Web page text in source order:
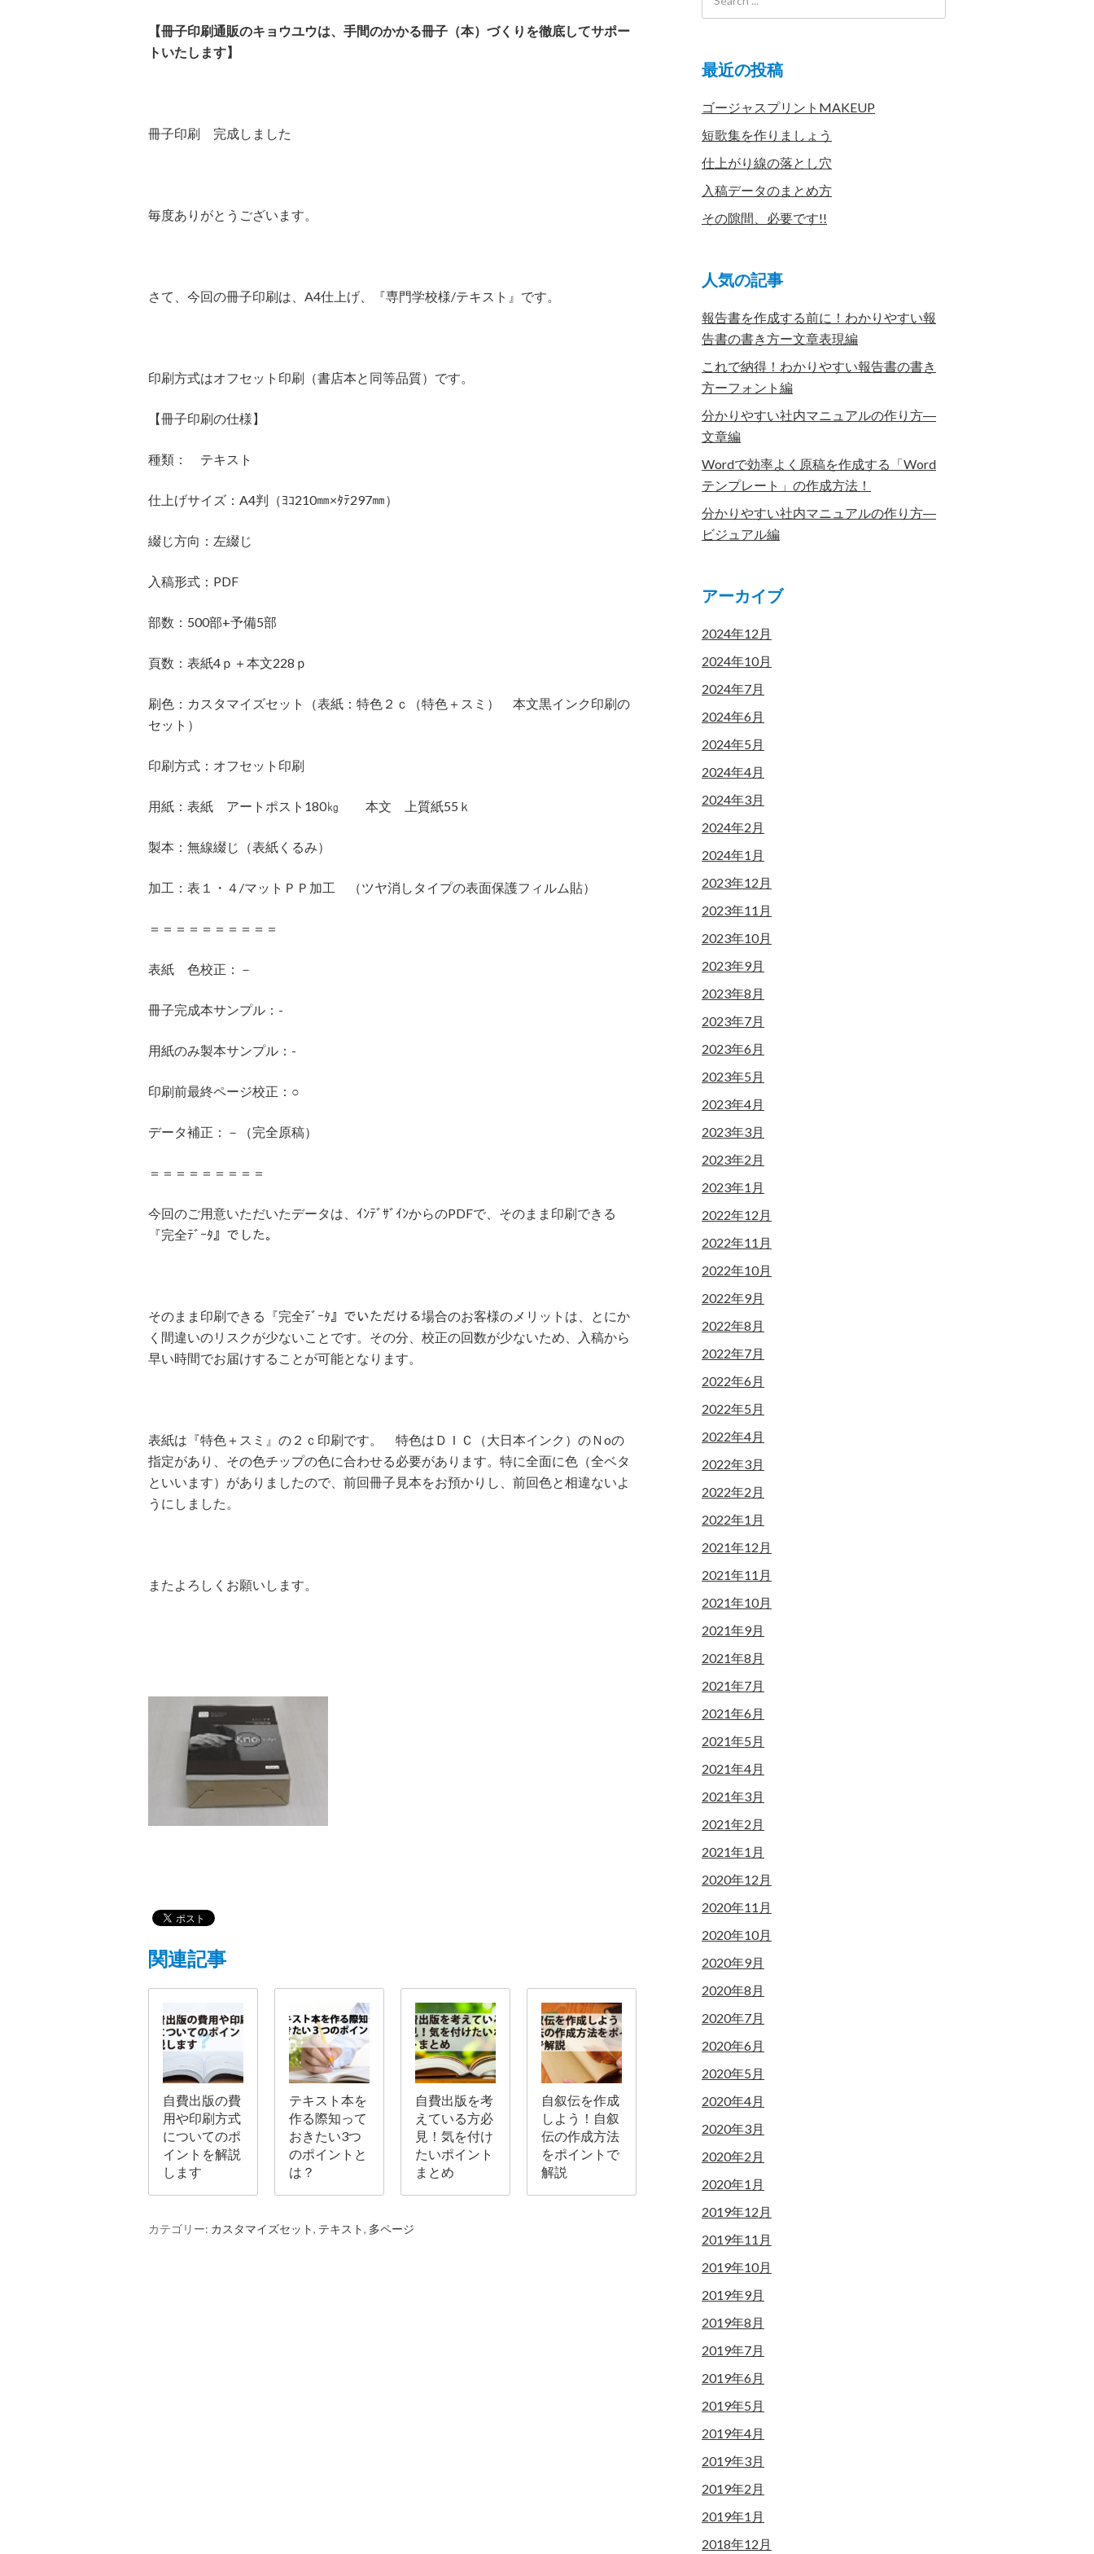
【冊子印刷通販のキョウユウは、手間のかかる冊子（本）づくりを徹底してサポー
トいたします】
冊子印刷 完成しました
毎度ありがとうございます。
さて、今回の冊子印刷は、A4仕上げ、『専門学校様/テキスト』です。
印刷方式はオフセット印刷（書店本と同等品質）です。
【冊子印刷の仕様】
種類： テキスト
仕上げサイズ：A4判（ﾖｺ210㎜×ﾀﾃ297㎜）
綴じ方向：左綴じ
入稿形式：PDF
部数：500部+予備5部
頁数：表紙4ｐ＋本文228ｐ
刷色：カスタマイズセット（表紙：特色２ｃ（特色＋スミ） 本文黒インク印刷の
セット）
印刷方式：オフセット印刷
用紙：表紙 アートポスト180㎏ 本文 上質紙55ｋ
製本：無線綴じ（表紙くるみ）
加工：表１・４/マットＰＰ加工 （ツヤ消しタイプの表面保護フィルム貼）
＝＝＝＝＝＝＝＝＝＝
表紙 色校正：－
冊子完成本サンプル：-
用紙のみ製本サンプル：-
印刷前最終ページ校正：○
データ補正：－（完全原稿）
＝＝＝＝＝＝＝＝＝
今回のご用意いただいたデータは、ｲﾝﾃﾞｻﾞｲﾝからのPDFで、そのまま印刷できる
『完全ﾃﾞｰﾀ』でした。
そのまま印刷できる『完全ﾃﾞｰﾀ』でいただける場合のお客様のメリットは、とにか
く間違いのリスクが少ないことです。その分、校正の回数が少ないため、入稿から
早い時間でお届けすることが可能となります。
表紙は『特色＋スミ』の２ｃ印刷です。 特色はＤＩＣ（大日本インク）のＮoの
指定があり、その色チップの色に合わせる必要があります。特に全面に色（全ベタ
といいます）がありましたので、前回冊子見本をお預かりし、前回色と相違ないよ
うにしました。
またよろしくお願いします。
関連記事
自費出版の費
用や印刷方式
についてのポ
イントを解説
します
テキスト本を
作る際知って
おきたい3つ
のポイントと
は？
自費出版を考
えている方必
見！気を付け
たいポイント
まとめ
自叙伝を作成
しよう！自叙
伝の作成方法
をポイントで
解説
カテゴリー: カスタマイズセット, テキスト, 多ページ
最近の投稿
ゴージャスプリントMAKEUP
短歌集を作りましょう
仕上がり線の落とし穴
入稿データのまとめ方
その隙間、必要です!!
人気の記事
報告書を作成する前に！わかりやすい報
告書の書き方ー文章表現編
これで納得！わかりやすい報告書の書き
方ーフォント編
分かりやすい社内マニュアルの作り方―
文章編
Wordで効率よく原稿を作成する「Word
テンプレート」の作成方法！
分かりやすい社内マニュアルの作り方―
ビジュアル編
アーカイブ
2024年12月
2024年10月
2024年7月
2024年6月
2024年5月
2024年4月
2024年3月
2024年2月
2024年1月
2023年12月
2023年11月
2023年10月
2023年9月
2023年8月
2023年7月
2023年6月
2023年5月
2023年4月
2023年3月
2023年2月
2023年1月
2022年12月
2022年11月
2022年10月
2022年9月
2022年8月
2022年7月
2022年6月
2022年5月
2022年4月
2022年3月
2022年2月
2022年1月
2021年12月
2021年11月
2021年10月
2021年9月
2021年8月
2021年7月
2021年6月
2021年5月
2021年4月
2021年3月
2021年2月
2021年1月
2020年12月
2020年11月
2020年10月
2020年9月
2020年8月
2020年7月
2020年6月
2020年5月
2020年4月
2020年3月
2020年2月
2020年1月
2019年12月
2019年11月
2019年10月
2019年9月
2019年8月
2019年7月
2019年6月
2019年5月
2019年4月
2019年3月
2019年2月
2019年1月
2018年12月